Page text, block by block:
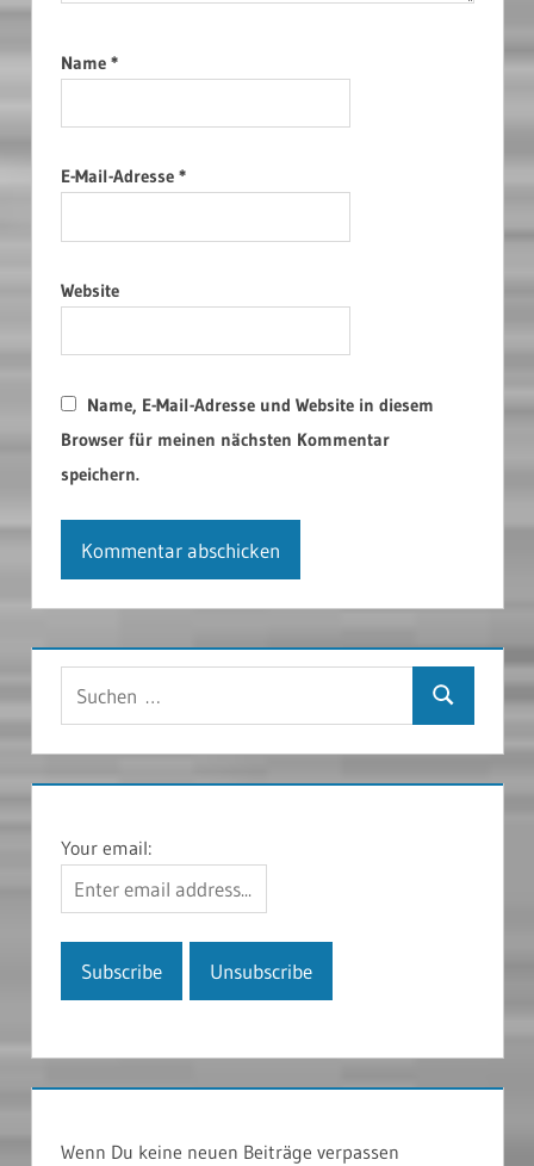
Name *
E-Mail-Adresse *
Website
Name, E-Mail-Adresse und Website in diesem
Browser für meinen nächsten Kommentar
speichern.
Suchen
Your email:
Wenn Du keine neuen Beiträge verpassen